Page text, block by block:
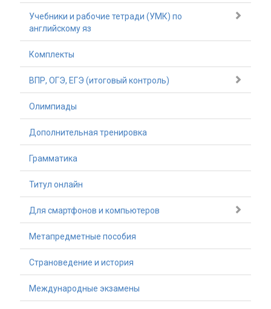
Учебники и рабочие тетради (УМК) по
английскому яз
Комплекты
ВПР, ОГЭ, ЕГЭ (итоговый контроль)
Олимпиады
Дополнительная тренировка
Грамматика
Титул онлайн
Для смартфонов и компьютеров
Метапредметные пособия
Страноведение и история
Международные экзамены